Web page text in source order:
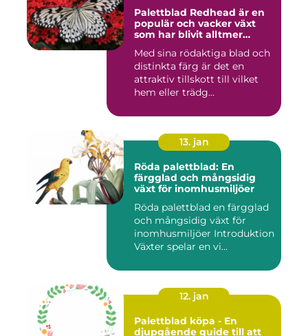
Palettblad Redhead är en
populär och vacker växt
som har blivit alltmer
trädgårdsentusiaster
Med sina rödaktiga blad och
distinkta färg är det en
attraktiv tillskott till vilket
hem eller trädg...
13. jan
Röda palettblad: En
färgglad och mångsidig
växt för inomhusmiljöer
Röda palettblad en färgglad
och mångsidig växt för
inomhusmiljöer Introduktion
Växter spelar en vi...
12. jan
Palettblad köpa - En
djupgående guide till att